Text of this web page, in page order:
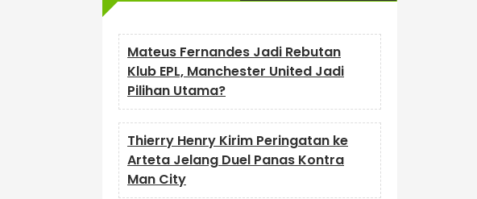
Mateus Fernandes Jadi Rebutan
Klub EPL, Manchester United Jadi
Pilihan Utama?
Thierry Henry Kirim Peringatan ke
Arteta Jelang Duel Panas Kontra
Man City